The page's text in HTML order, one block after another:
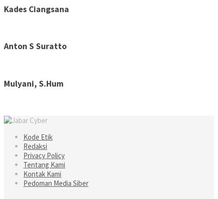
Kades Ciangsana
Anton S Suratto
Mulyani, S.Hum
Kode Etik
Redaksi
Privacy Policy
Tentang Kami
Kontak Kami
Pedoman Media Siber